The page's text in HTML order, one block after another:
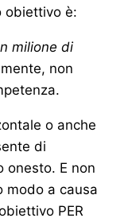
obiettivo è:
milione di
non
o anche
di
onesto. E non
modo a causa
PER